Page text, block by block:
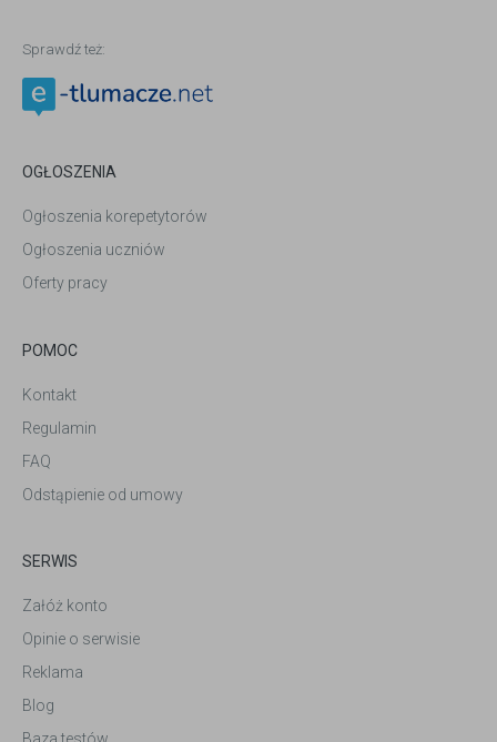
Sprawdź też:
OGŁOSZENIA
Ogłoszenia korepetytorów
Ogłoszenia uczniów
Oferty pracy
POMOC
Kontakt
Regulamin
FAQ
Odstąpienie od umowy
SERWIS
Załóż konto
Opinie o serwisie
Reklama
Blog